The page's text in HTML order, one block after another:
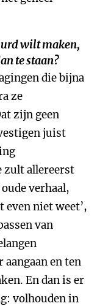
wilt maken,
te staan?
die bijna
ze
zijn geen
juist
zult allereerst
verhaal,
even niet weet’,
van
aangaan en ten
En dan is er
volhouden in